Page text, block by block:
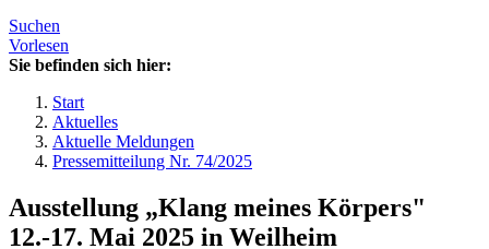
Suchen
Vorlesen
Sie befinden sich hier:
Start
Aktuelles
Aktuelle Meldungen
Pressemitteilung Nr. 74/2025
Ausstellung „Klang meines Körpers"
12.-17. Mai 2025 in Weilheim